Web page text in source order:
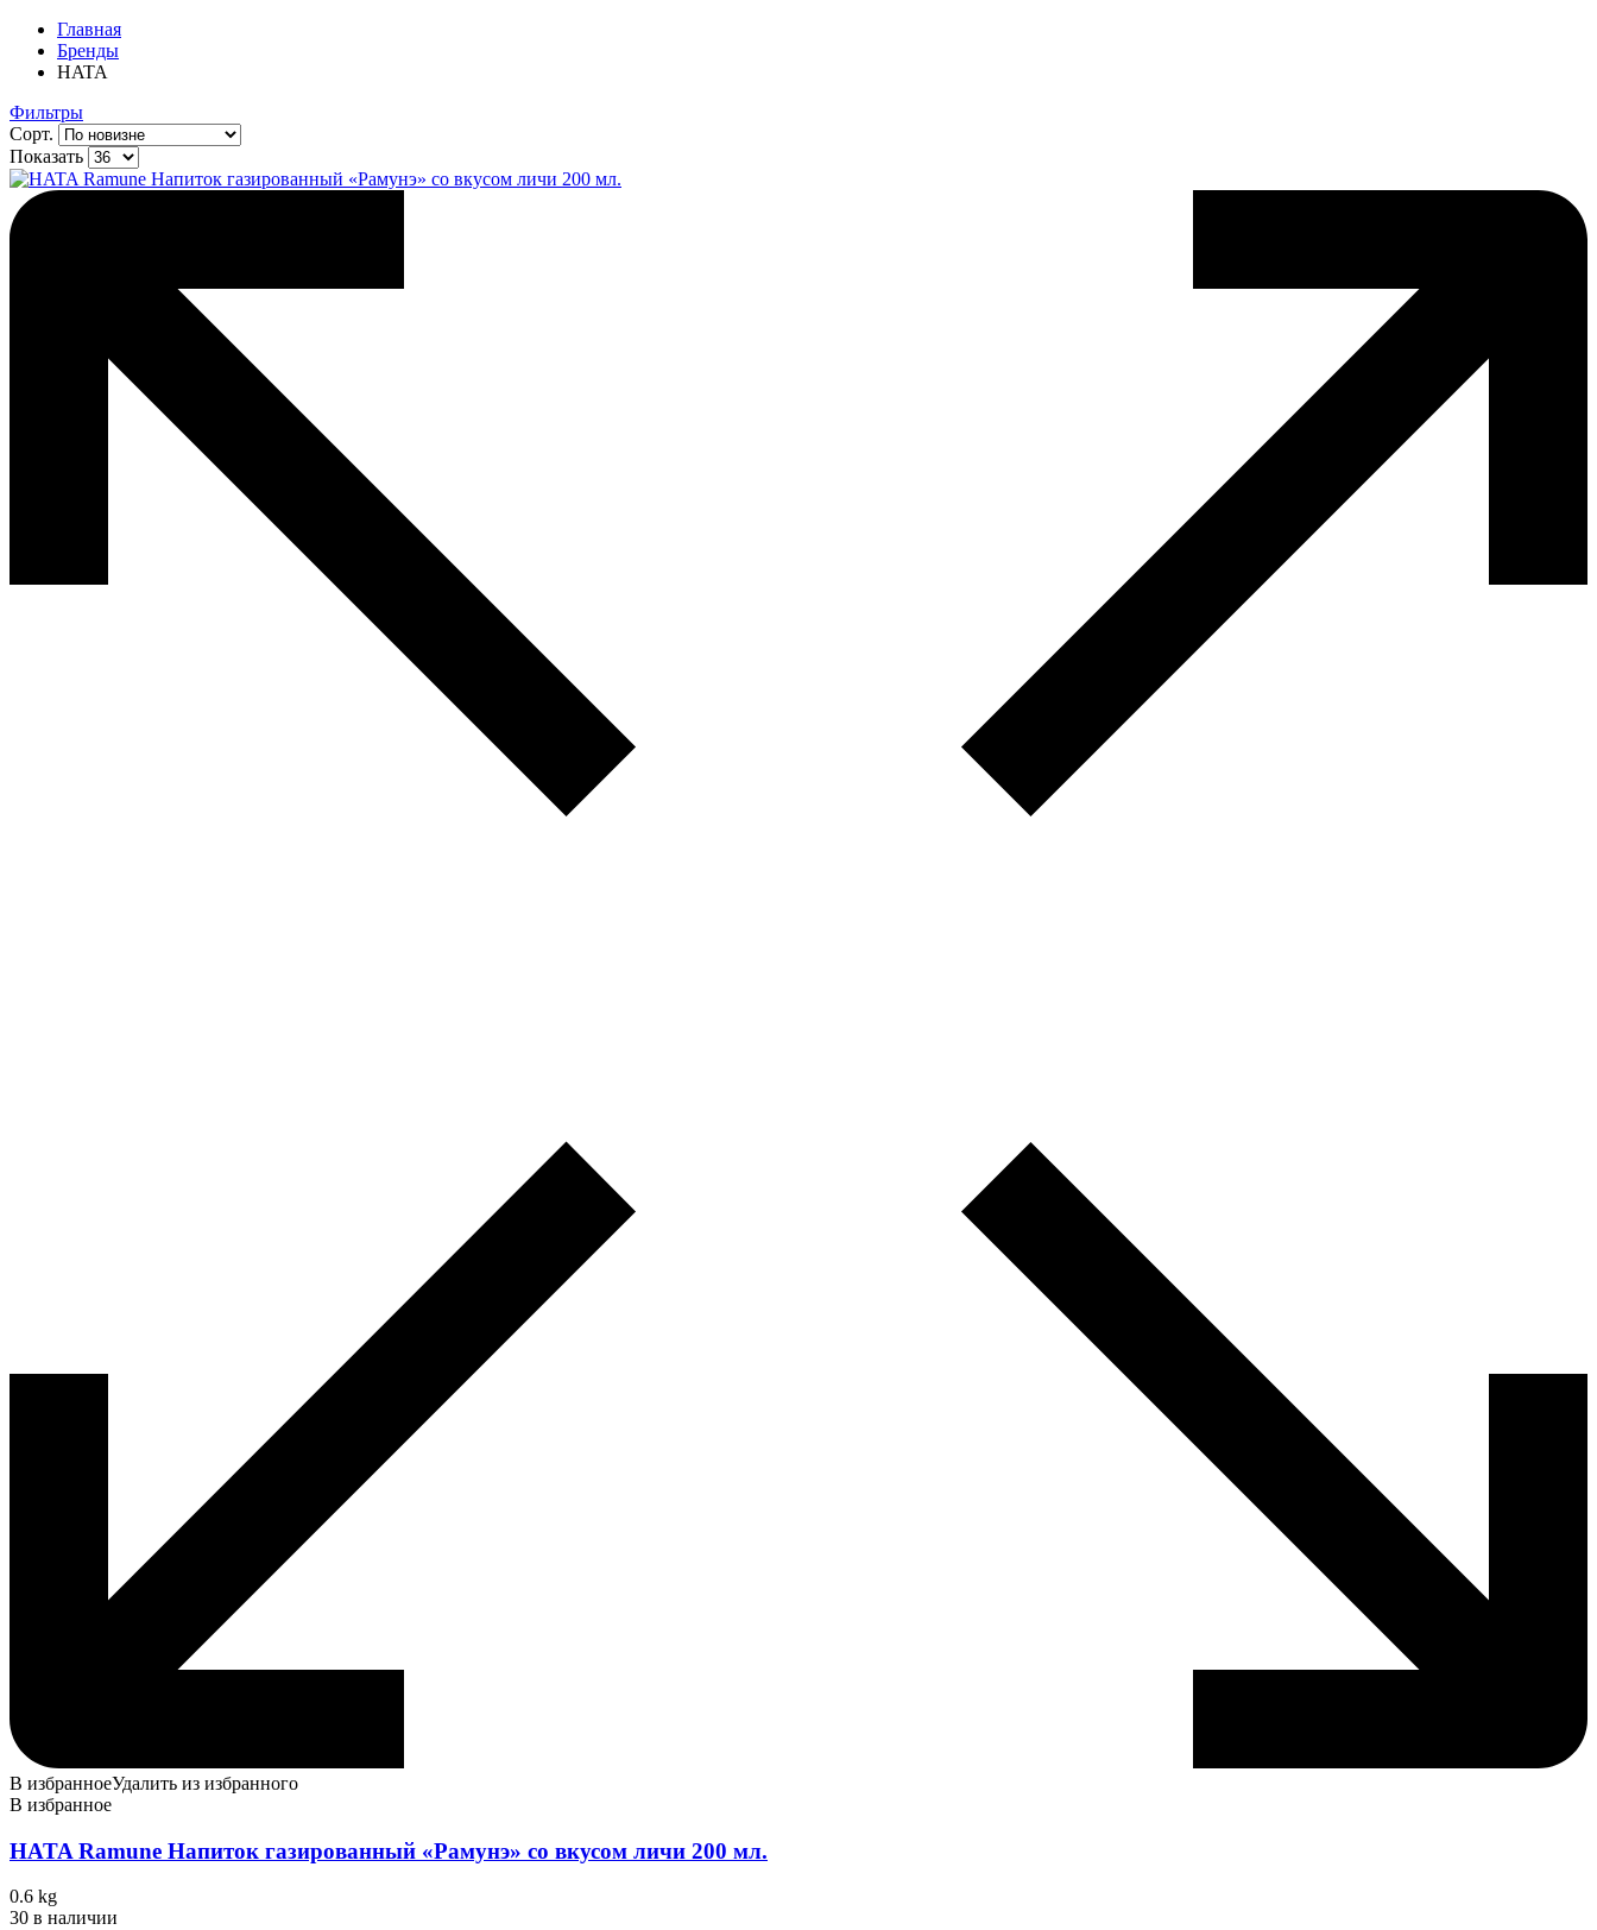
Главная
Бренды
HATA
Фильтры
Сорт.
Показать
В избранноеУдалить из избранного
В избранное
HATA Ramune Напиток газированный «Рамунэ» со вкусом личи 200 мл.
0.6 kg
30 в наличии